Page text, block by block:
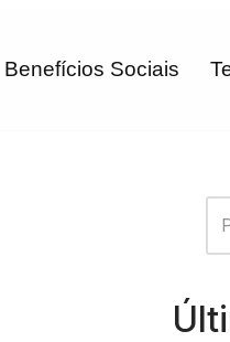
Benefícios Sociais